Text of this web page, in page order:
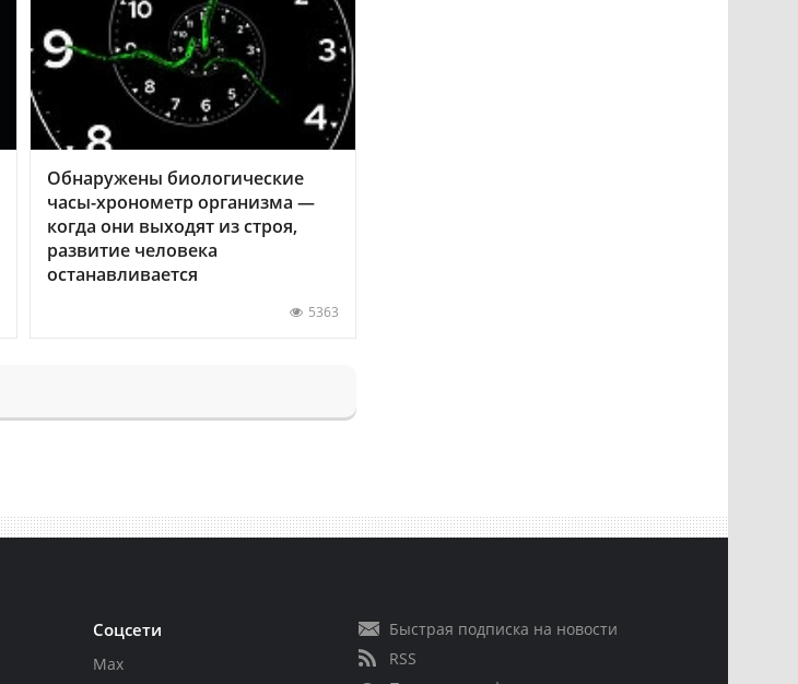
Обнаружены биологические
часы-хронометр организма —
когда они выходят из строя,
развитие человека
останавливается
5363
Соцсети
Max
Быстрая подписка на новости
RSS